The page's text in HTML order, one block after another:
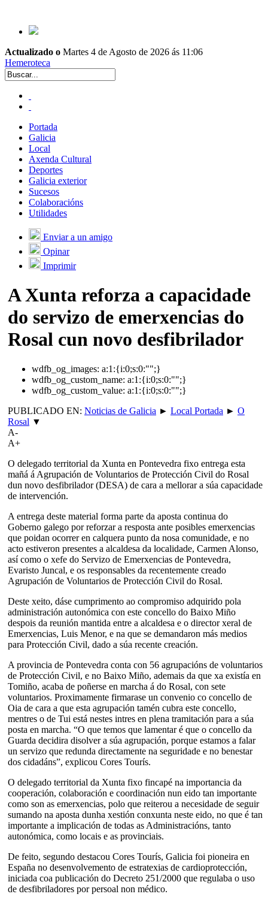
Actualizado o Martes 4 de Agosto de 2026 ás 11:06
Hemeroteca
Portada
Galicia
Local
Axenda Cultural
Deportes
Galicia exterior
Sucesos
Colaboracións
Utilidades
Enviar a un amigo
Opinar
Imprimir
A Xunta reforza a capacidade
do servizo de emerxencias do
Rosal cun novo desfibrilador
wdfb_og_images: a:1:{i:0;s:0:"";}
wdfb_og_custom_name: a:1:{i:0;s:0:"";}
wdfb_og_custom_value: a:1:{i:0;s:0:"";}
PUBLICADO EN: Noticias de Galicia ► Local Portada ► O
Rosal ▼
A-
A+
O delegado territorial da Xunta en Pontevedra fixo entrega esta
mañá á Agrupación de Voluntarios de Protección Civil do Rosal
dun novo desfibrilador (DESA) de cara a mellorar a súa capacidade
de intervención.
A entrega deste material forma parte da aposta continua do
Goberno galego por reforzar a resposta ante posibles emerxencias
que poidan ocorrer en calquera punto da nosa comunidade, e no
acto estiveron presentes a alcaldesa da localidade, Carmen Alonso,
así como o xefe do Servizo de Emerxencias de Pontevedra,
Evaristo Juncal, e os responsables da recentemente creado
Agrupación de Voluntarios de Protección Civil do Rosal.
Deste xeito, dáse cumprimento ao compromiso adquirido pola
administración autonómica con este concello do Baixo Miño
despois da reunión mantida entre a alcaldesa e o director xeral de
Emerxencias, Luis Menor, e na que se demandaron más medios
para Protección Civil, dado a súa recente creación.
A provincia de Pontevedra conta con 56 agrupacións de voluntarios
de Protección Civil, e no Baixo Miño, ademais da que xa existía en
Tomiño, acaba de poñerse en marcha á do Rosal, con sete
voluntarios. Proximamente firmarase un convenio co concello de
Oia de cara a que esta agrupación tamén cubra este concello,
mentres o de Tui está nestes intres en plena tramitación para a súa
posta en marcha. “O que temos que lamentar é que o concello da
Guarda decidira disolver a súa agrupación, porque estamos a falar
un servizo que redunda directamente na seguridade e no benestar
dos cidadáns”, explicou Cores Tourís.
O delegado territorial da Xunta fixo fincapé na importancia da
cooperación, colaboración e coordinación nun eido tan importante
como son as emerxencias, polo que reiterou a necesidade de seguir
sumando na aposta dunha xestión conxunta neste eido, no que é tan
importante a implicación de todas as Administracións, tanto
autonómica, como locais e as provinciais.
De feito, segundo destacou Cores Tourís, Galicia foi pioneira en
España no desenvolvemento de estratexias de cardioprotección,
iniciada coa publicación do Decreto 251/2000 que regulaba o uso
de desfibriladores por persoal non médico.